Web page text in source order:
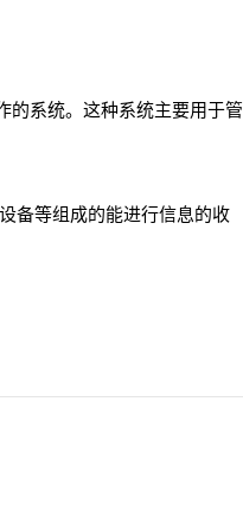
系统。这种系统主要用于管
备等组成的能进行信息的收